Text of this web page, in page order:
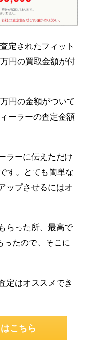
定されたフィット
円の買取金額が付
円の金額がついて
ーラーの査定金額
ラーに伝えただけ
す。とても簡単な
ップさせるにはオ
らった所、最高で
ったので、そこに
定はオススメでき
こちら